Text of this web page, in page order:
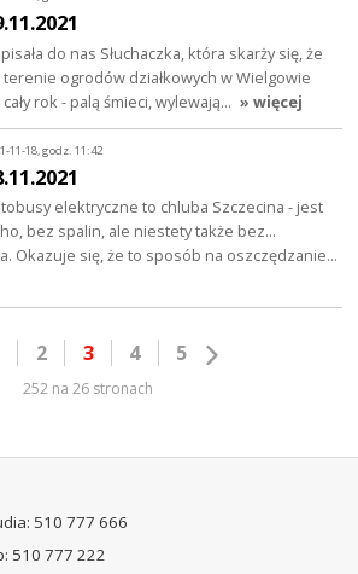
do nas Słuchaczka, która skarży się, że
terenie ogrodów działkowych w Wielgowie
rok - palą śmieci, wylewają… » więcej
11-18, godz. 11:42
elektryczne to chluba Szczecina - jest
bez spalin, ale niestety także bez...
Okazuje się, że to sposób na oszczędzanie…
2 3 4 5
252 na 26 stronach
510 777 666
510 777 222